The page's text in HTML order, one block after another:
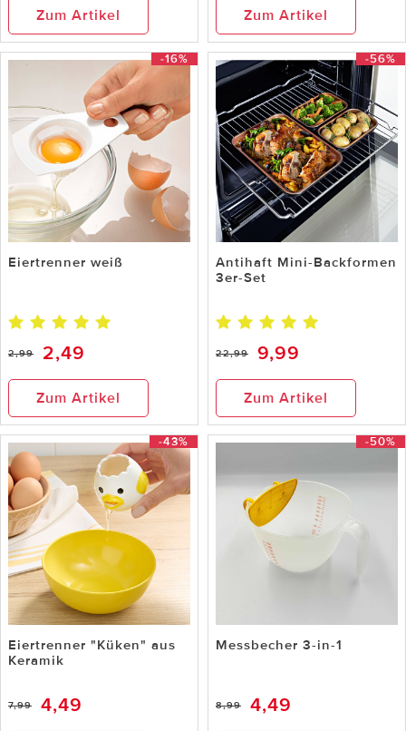
Zum Artikel Zum Artikel
-16%
Eiertrenner weiß
2,99 2,49
Zum Artikel
-56%
Antihaft Mini-Backformen
3er-Set
22,99 9,99
Zum Artikel
-43%
Eiertrenner "Küken" aus
Keramik
7,99 4,49
-50%
Messbecher 3-in-1
8,99 4,49